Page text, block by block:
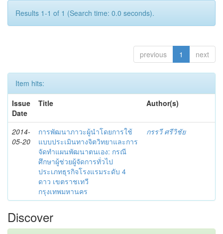
Results 1-1 of 1 (Search time: 0.0 seconds).
previous 1 next
Item hits:
Issue
Date
Title Author(s)
2014-
05-20
การพัฒนาภาวะผู้นำโดยการใช้
แบบประเมินทางจิตวิทยาและการ
จัดทำแผนพัฒนาตนเอง: กรณี
ศึกษาผู้ช่วยผู้จัดการทั่วไป
ประเภทธุรกิจโรงแรมระดับ 4
ดาว เขตราชเทวี
กรุงเทพมหานคร
กรรวี ศรีวิชัย
Discover